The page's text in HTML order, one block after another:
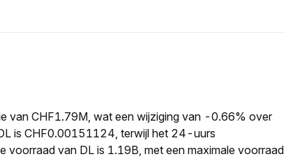
van CHF1.79M, wat een wijziging van -0.66% over
is CHF0.00151124, terwijl het 24-uurs
voorraad van DL is 1.19B, met een maximale voorraad